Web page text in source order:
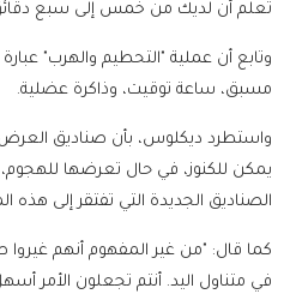
تعلم أن لديك من خمس إلى سبع
وتابع أن عملية "التحطيم والهرب"
مسبق، ساعة توقيت، وذاكرة عضلية.
واستطرد ديكلوس، بأن صناديق
يمكن للكنوز، في حال تعرضها
الصناديق الجديدة التي تفتقر إلى
كما قال: "من غير المفهوم أنهم غيروا
في متناول اليد. أنتم تجعلون الأمر